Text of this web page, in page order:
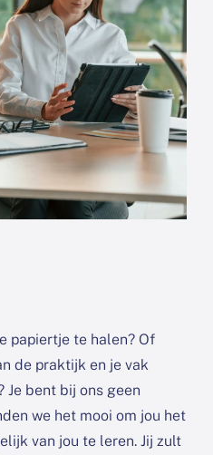
papiertje te halen? Of
de praktijk en je vak
Je bent bij ons geen
we het mooi om jou het
van jou te leren. Jij zult